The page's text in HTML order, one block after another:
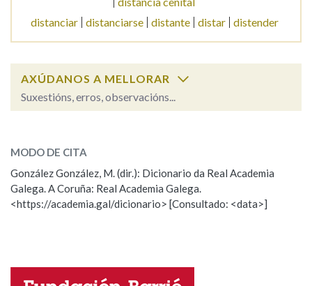
Marcas gramaticais
LIMPAR BUSCA
distanciar
distanciarse distante distar distender
AXÚDANOS A MELLORAR
Suxestións, erros, observacións...
ESCOLLE UNHA OPCIÓN:
Observación Hai un erro na palabra
Propoño mellorar a definición
Nome
MODO DE CITA
González González, M. (dir.): Dicionario da Real Academia
Galega. A Coruña: Real Academia Galega.
<https://academia.gal/dicionario> [Consultado: <data>]